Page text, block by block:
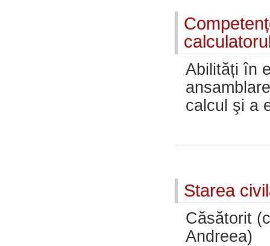
Abilități în
calcul şi a
Starea
Căsătorit
Andreea)